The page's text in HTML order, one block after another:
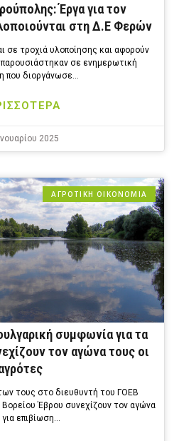
Έργα για τον
στη Δ.Ε Φερών
σε τροχιά υλοποίησης και αφορούν
σε ενημερωτική
που διοργάνωσε…
2025
ΑΓΡΟΤΙΚΗ ΟΙΚΟΝΟΜΙΑ
συμφωνία για τα
τον αγώνα τους οι
τους στο διευθυντή του ΓΟΕΒ
Έβρου συνεχίζουν τον αγώνα
επιβίωση…